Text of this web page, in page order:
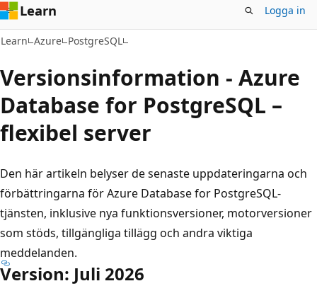
Learn Logga in
Learn Azure PostgreSQL
Versionsinformation - Azure
Database for PostgreSQL –
flexibel server
Den här artikeln belyser de senaste uppdateringarna och
förbättringarna för Azure Database for PostgreSQL-
tjänsten, inklusive nya funktionsversioner, motorversioner
som stöds, tillgängliga tillägg och andra viktiga
meddelanden.
Version: Juli 2026